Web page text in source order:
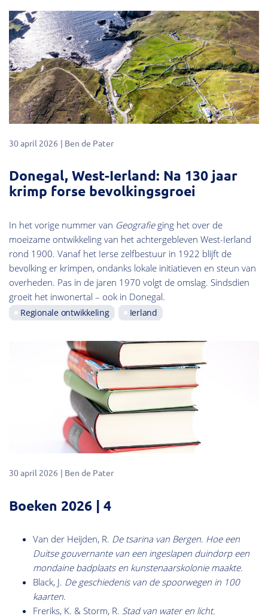
30 april 2026 Ben de Pater
Donegal, West-Ierland: Na 130 jaar
krimp forse bevolkingsgroei
In het vorige nummer van Geografieging het over de
moeizame ontwikkeling van het achtergebleven West-Ierland
rond 1900. Vanaf het Ierse zelfbestuur in 1922 blijft de
bevolking er krimpen, ondanks lokale initiatieven en steun van
overheden. Pas in de jaren 1970 volgt de omslag. Sindsdien
groeit het inwonertal – ook in Donegal.
Regionale ontwikkeling Ierland
30 april 2026 Ben de Pater
Boeken 2026 | 4
Van der Heijden, R. De tsarina van Bergen. Hoe een
Duitse gouvernante van een ingeslapen duindorp een
mondaine badplaats en kunstenaarskolonie maakte.
Black, J. De geschiedenis van de spoorwegen in 100
kaarten.
Freriks, K. & Storm, R. Stad van water en licht.